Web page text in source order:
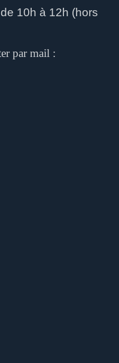
de 10h à 12h (hors
par mail :